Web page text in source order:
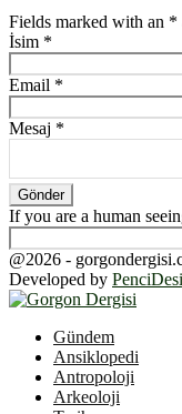
Fields marked with an *
İsim *
Email *
Mesaj *
If you are a human
@2026 -
Developed by
Gündem
Ansiklopedi
Antropoloji
Arkeoloji